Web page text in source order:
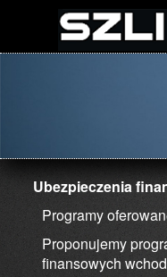
Ubezpieczenia
Programy
Proponujemy
finansowych